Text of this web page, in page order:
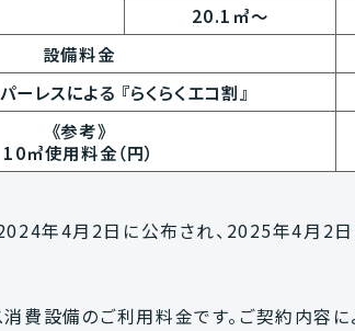
20.1㎥〜
設備料金
レスによる 『らくらくエコ割』
《参考》
10㎥使用料金（円）
年4月2日に公布され、2025年4月2
費設備のご利用料金です。ご契約内容に